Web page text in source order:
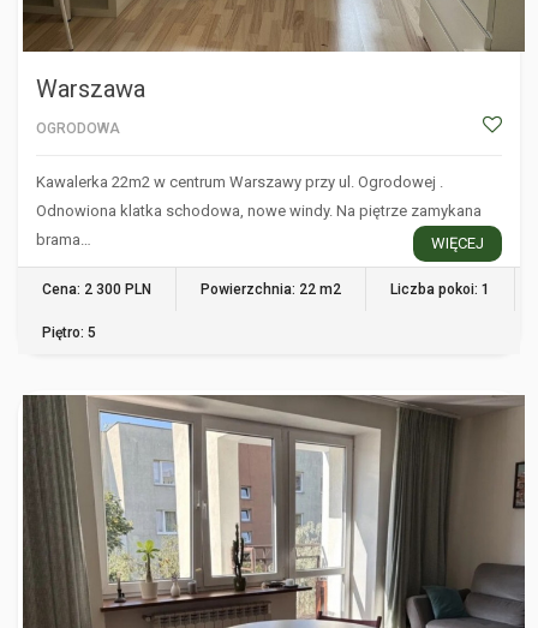
Warszawa
OGRODOWA
Kawalerka 22m2 w centrum Warszawy przy ul. Ogrodowej .
Odnowiona klatka schodowa, nowe windy. Na piętrze zamykana
brama…
WIĘCEJ
Cena: 2 300 PLN Powierzchnia: 22 m2 Liczba pokoi: 1
Piętro: 5
WARSZAWA